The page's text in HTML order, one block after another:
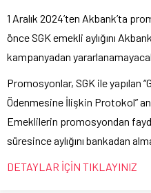
1 Aralık 2024’ten Akbank’ta
önce SGK emekli aylığını
kampanyadan
Promosyonlar, SGK ile yapılan
Ödenmesine İlişkin Protokol”
Emeklilerin promosyondan
süresince aylığını bankadan
DETAYLAR İÇİN TIKLAYINIZ